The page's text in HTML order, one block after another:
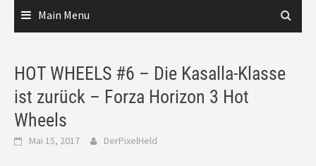
Main Menu
HOT WHEELS #6 – Die Kasalla-Klasse
ist zurück – Forza Horizon 3 Hot
Wheels
Mai 15, 2017 DerPixelHeld